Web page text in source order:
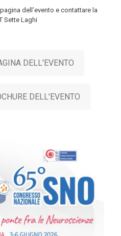
dell’evento e contattare la
Sette Laghi
DELL'EVENTO
DELL'EVENTO